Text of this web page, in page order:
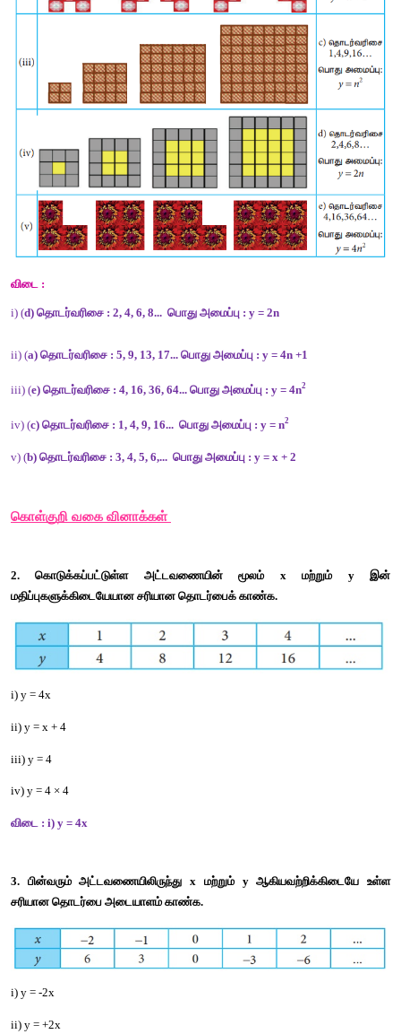
i) (d) தொடர்வரிசை : 2, 4, 6, 8... பொது அமைப்பு
ii) (a) தொடர்வரிசை : 5, 9, 13, 17... பொது அமைப்பு : y = 4n +1
iii) ( e)
iv) (c) தொடர்வரிசை
v) (
மதிப்புகளுக்கிடையேயான சரியான தொடர்பைக் காண்க.